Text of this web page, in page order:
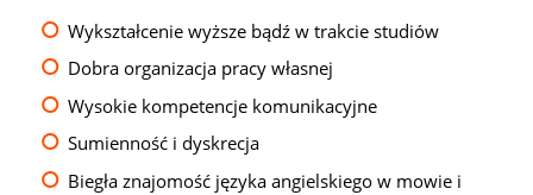
Wykształcenie wyższe bądź w trakcie studiów
Dobra organizacja pracy własnej
Wysokie kompetencje komunikacyjne
Sumienność i dyskrecja
Biegła znajomość języka angielskiego w mowie i